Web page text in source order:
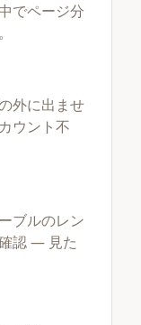
でページ分
外に出ませ
ウント不
ブルのレン
認 — 見た